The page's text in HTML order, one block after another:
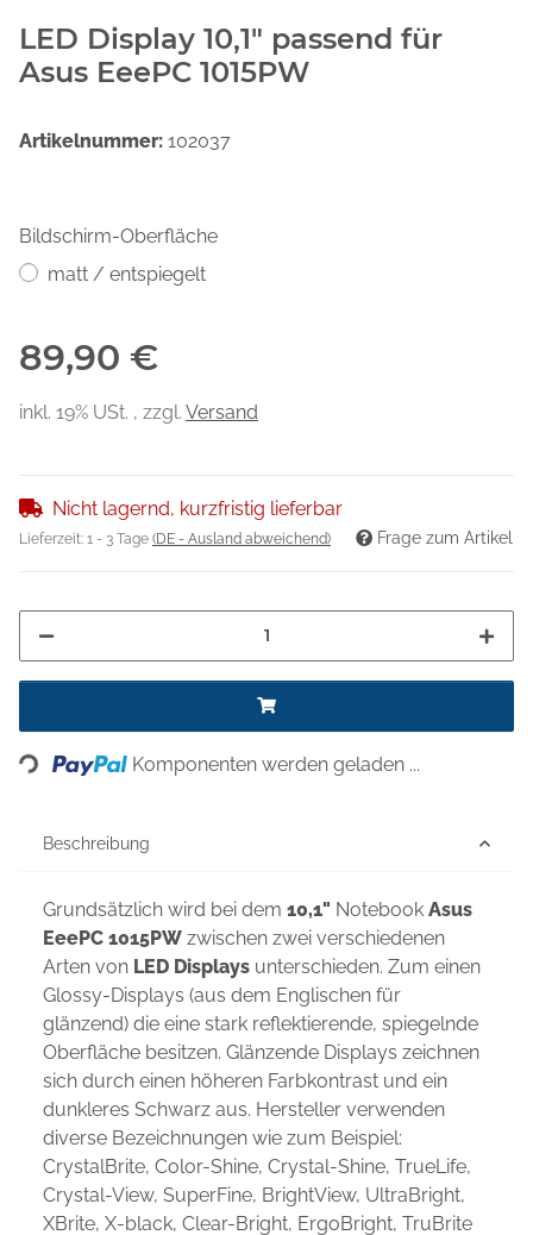
LED Display 10,1" passend für
Asus EeePC 1015PW
Artikelnummer: 102037
Bildschirm-Oberfläche
matt / entspiegelt
89,90 €
inkl. 19% USt. , zzgl. Versand
Nicht lagernd, kurzfristig lieferbar
Lieferzeit: 1 - 3 Tage (DE - Ausland abweichend) Frage zum Artikel
Loading... Komponenten werden geladen ...
Beschreibung
Grundsätzlich wird bei dem 10,1" Notebook Asus
EeePC 1015PW zwischen zwei verschiedenen
Arten von LED Displays unterschieden. Zum einen
Glossy-Displays (aus dem Englischen für
glänzend) die eine stark reflektierende, spiegelnde
Oberfläche besitzen. Glänzende Displays zeichnen
sich durch einen höheren Farbkontrast und ein
dunkleres Schwarz aus. Hersteller verwenden
diverse Bezeichnungen wie zum Beispiel:
CrystalBrite, Color-Shine, Crystal-Shine, TrueLife,
Crystal-View, SuperFine, BrightView, UltraBright,
XBrite, X-black, Clear-Bright, ErgoBright, TruBrite